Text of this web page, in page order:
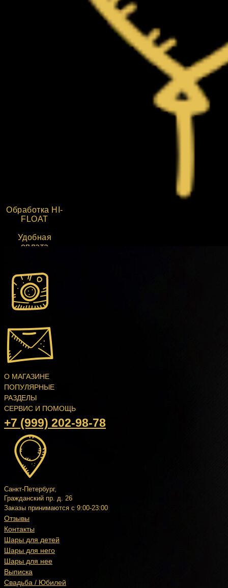
Обработка HI-
FLOAT
Удобная
оплата
О МАГАЗИНЕ
ПОПУЛЯРНЫЕ
РАЗДЕЛЫ
СЕРВИС И ПОМОЩЬ
+7 (999) 202-98-78
Санкт-Петербург,
Гражданский пр. д. 26
Заказы принимаются с 9:00-23:00
Отзывы
Контакты
Шары для детей
Шары для него
Шары для нее
Выписка
Свадьба / Юбилей